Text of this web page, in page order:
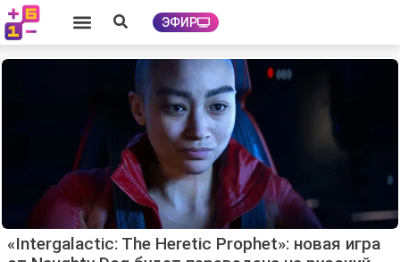
ЭФИР
«Intergalactic: The Heretic Prophet»: новая игра